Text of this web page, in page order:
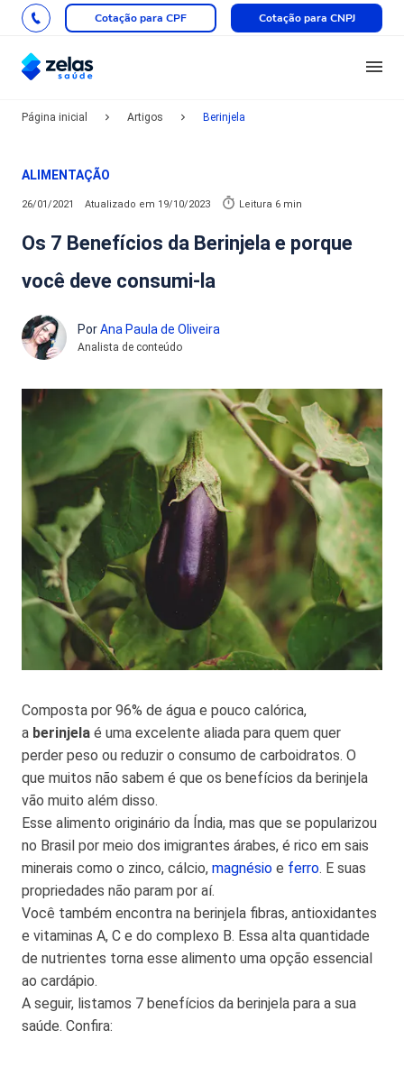
Cotação para CPF Cotação para CNPJ
Página inicial Artigos Berinjela
ALIMENTAÇÃO
26/01/2021 Atualizado em 19/10/2023 Leitura 6 min
Os 7 Benefícios da Berinjela e porque
você deve consumi-la
PorAna Paula de Oliveira
Analista de conteúdo
Composta por 96% de água e pouco calórica,
a berinjela é uma excelente aliada para quem quer
perder peso ou reduzir o consumo de carboidratos. O
que muitos não sabem é que os benefícios da berinjela
vão muito além disso.
Esse alimento originário da Índia, mas que se popularizou
no Brasil por meio dos imigrantes árabes, é rico em sais
minerais como o zinco, cálcio, magnésio e ferro. E suas
propriedades não param por aí.
Você também encontra na berinjela fibras, antioxidantes
e vitaminas A, C e do complexo B. Essa alta quantidade
de nutrientes torna esse alimento uma opção essencial
ao cardápio.
A seguir, listamos 7 benefícios da berinjela para a sua
saúde. Confira: